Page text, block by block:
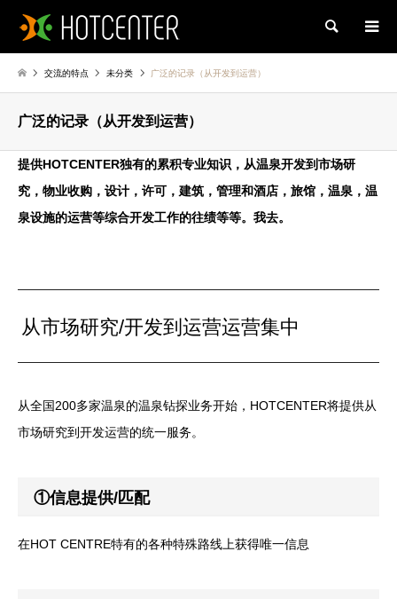
Search
交流的特点 未分类 广泛的记录（从开发到运营）
广泛的记录（从开发到运营）
提供HOTCENTER独有的累积专业知识，从温泉开发到市场研
究，物业收购，设计，许可，建筑，管理和酒店，旅馆，温泉，温
泉设施的运营等综合开发工作的往绩等等。我去。
从市场研究/开发到运营运营集中
从全国200多家温泉的温泉钻探业务开始，HOTCENTER将提供从
市场研究到开发运营的统一服务。
①信息提供/匹配
在HOT CENTRE特有的各种特殊路线上获得唯一信息